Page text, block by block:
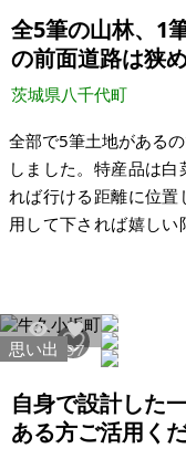
農
全5筆の山林、1
の前面道路は狭
茨城県八千代町
全部で5筆土地がある
しました。特産品は
れば行ける距離に位
用して下されば嬉しい
【物件概要】※土地
40935 97
思い出
自身で設計した
ある方ご活用く